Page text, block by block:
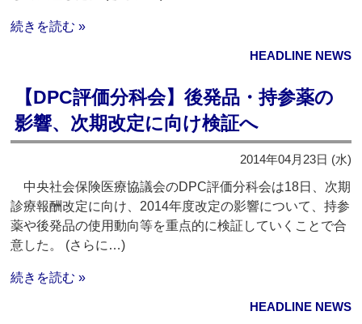
続きを読む »
HEADLINE NEWS
【DPC評価分科会】後発品・持参薬の
影響、次期改定に向け検証へ
2014年04月23日 (水)
中央社会保険医療協議会のDPC評価分科会は18日、次期
診療報酬改定に向け、2014年度改定の影響について、持参
薬や後発品の使用動向等を重点的に検証していくことで合
意した。 (さらに…)
続きを読む »
HEADLINE NEWS